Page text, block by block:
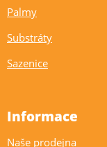
Palmy
Substráty
Sazenice
Informace
Naše prodejna